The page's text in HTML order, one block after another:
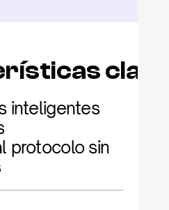
inteligentes
protocolo sin